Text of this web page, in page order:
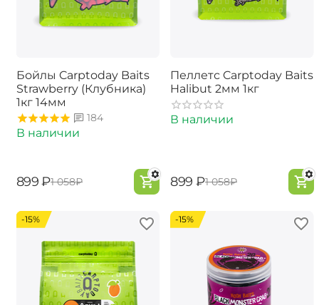
Бойлы Carptoday Baits
Strawberry (Клубника)
1кг 14мм
184
В наличии
‍899‍ ₽‍1 058‍₽
Пеллетс Carptoday Baits
Halibut 2мм 1кг
В наличии
‍899‍ ₽‍1 058‍₽
-15% -15%